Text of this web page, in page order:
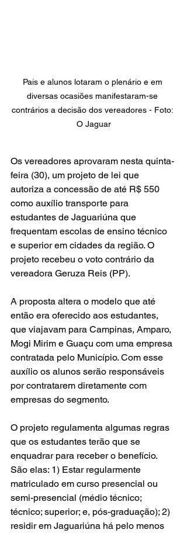
Pais e alunos lotaram o plenário e em
diversas ocasiões manifestaram-se
contrários a decisão dos vereadores - Foto:
O Jaguar
Os vereadores aprovaram nesta quinta-
feira (30), um projeto de lei que
autoriza a concessão de até R$ 550
como auxílio transporte para
estudantes de Jaguariúna que
frequentam escolas de ensino técnico
e superior em cidades da região. O
projeto recebeu o voto contrário da
vereadora Geruza Reis (PP).
A proposta altera o modelo que até
então era oferecido aos estudantes,
que viajavam para Campinas, Amparo,
Mogi Mirim e Guaçu com uma empresa
contratada pelo Município. Com esse
auxílio os alunos serão responsáveis
por contratarem diretamente com
empresas do segmento.
O projeto regulamenta algumas regras
que os estudantes terão que se
enquadrar para receber o benefício.
São elas: 1) Estar regularmente
matriculado em curso presencial ou
semi-presencial (médio técnico;
técnico; superior; e, pós-graduação); 2)
residir em Jaguariúna há pelo menos